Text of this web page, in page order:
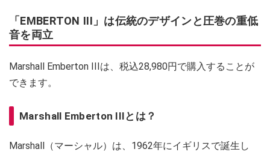
「EMBERTON III」は伝統のデザインと圧巻の重低
音を両立
Marshall Emberton IIIは、税込28,980円で購入することが
できます。
Marshall Emberton IIIとは？
Marshall（マーシャル）は、1962年にイギリスで誕生し